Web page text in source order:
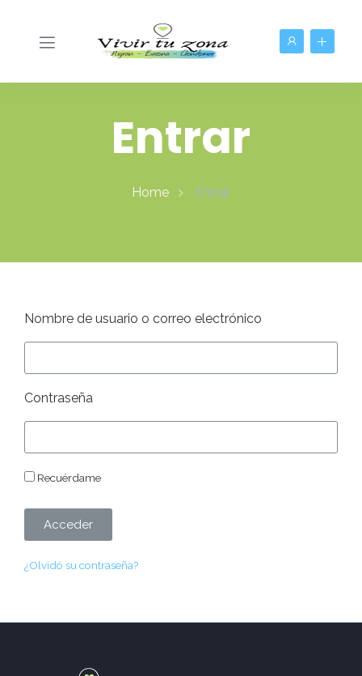
Entrar
Home Entrar
Nombre de usuario o correo electrónico
Contraseña
Recuérdame
Acceder
¿Olvidó su contraseña?